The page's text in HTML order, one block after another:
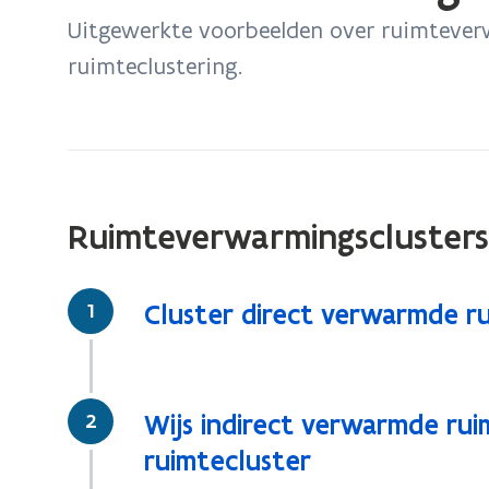
bevindtUitgewerkte voorbeelden over
ruimteclustering.
Stap
1 Cluster direct verwarmde
Stap
2
Wijs indirect verwarmde
ruimtecluster